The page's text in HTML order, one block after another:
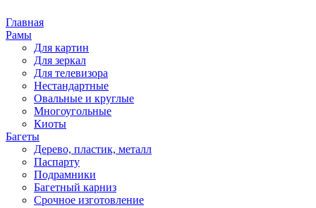
Главная
Рамы
Для картин
Для зеркал
Для телевизора
Нестандартные
Овальные и круглые
Многоугольные
Киоты
Багеты
Дерево, пластик, металл
Паспарту
Подрамники
Багетный карниз
Срочное изготовление